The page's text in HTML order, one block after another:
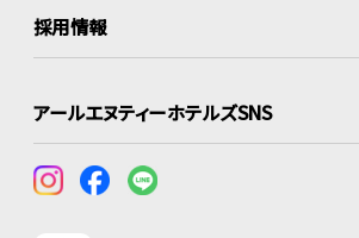
採用情報
アールエヌティーホテルズSNS